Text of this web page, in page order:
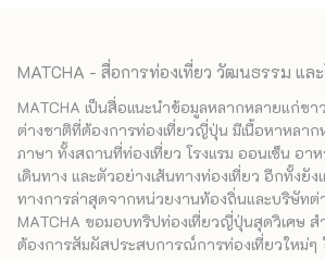
MATCHA - สื่อการท่องเที่ยว วัฒนธรรม แ
MATCHA เป็นสื่อแนะนำข้อมูลหลากหลายแก่ช
ต่างชาติที่ต้องการท่องเที่ยวญี่ปุ่น มีเนื้อหาหลาก
ภาษา ทั้งสถานที่ท่องเที่ยว โรงแรม ออนเซ็น อา
เดินทาง และตัวอย่างเส้นทางท่องเที่ยว อีกทั้งยัง
ทางการล่าสุดจากหน่วยงานท้องถิ่นและบริษัท
MATCHA ขอมอบทริปท่องเที่ยวญี่ปุ่นสุดวิเศษ ส
ต้องการสัมผัสประสบการณ์การท่องเที่ยวใหม่